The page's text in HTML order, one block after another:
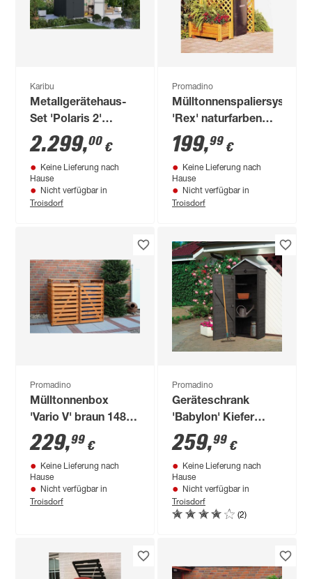
Karibu
Metallgerätehaus-
Set 'Polaris 2'
anthrazit 448 x 218 x
229,5 cm
2.299,00 €
Keine Lieferung nach
Hause
Nicht verfügbar in
Troisdorf
Promadino
Mülltonnenspaliersystem
'Rex' naturfarben
131 x 79 x 127 cm
199,99 €
Keine Lieferung nach
Hause
Nicht verfügbar in
Troisdorf
Promadino
Mülltonnenbox
'Vario V' braun 148 x
92 x 122 cm
229,99 €
Keine Lieferung nach
Hause
Nicht verfügbar in
Troisdorf
Promadino
Geräteschrank
'Babylon' Kiefer
anthrazit 78 x 49,5 x
194,5 cm
259,99 €
Keine Lieferung nach
Hause
Nicht verfügbar in
Troisdorf
(2)